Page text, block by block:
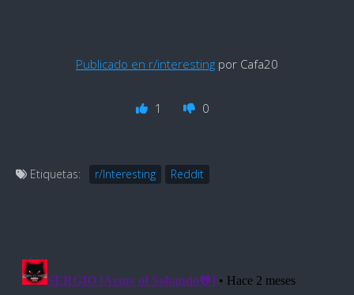
Publicado en r/interestingpor Cafa20
1 0
Etiquetas: r/Interesting Reddit